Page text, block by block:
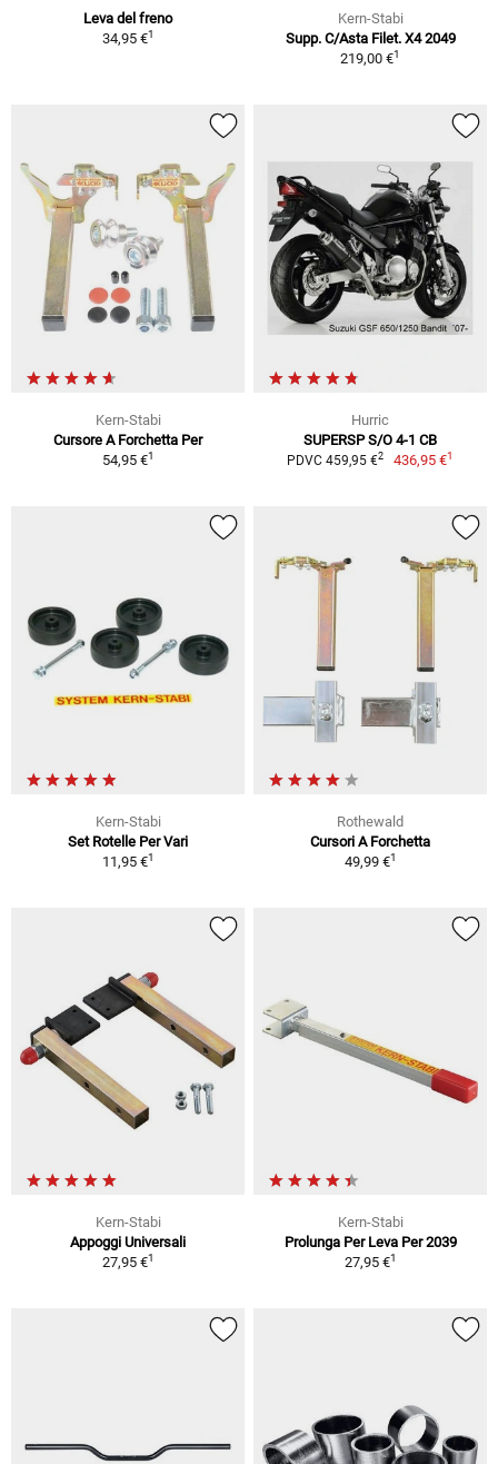
Leva del freno
34,95 €1
Kern-Stabi
Supp. C/Asta Filet. X4 2049
219,00 €1
Kern-Stabi
Cursore A Forchetta Per
54,95 €1
Hurric
SUPERSP S/O 4-1 CB
PDVC 459,95 €2 436,95 €1
Kern-Stabi
Set Rotelle Per Vari
11,95 €1
Rothewald
Cursori A Forchetta
49,99 €1
Kern-Stabi
Appoggi Universali
27,95 €1
Kern-Stabi
Prolunga Per Leva Per 2039
27,95 €1